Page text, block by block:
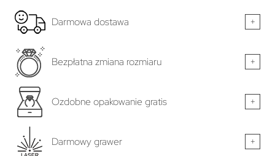
Darmowa dostawa +
Bezpłatna zmiana rozmiaru +
Ozdobne opakowanie gratis +
Darmowy grawer +